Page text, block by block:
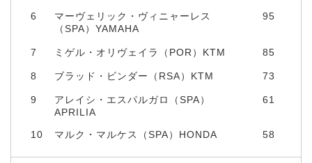
6
マーヴェリック・ヴィニャーレス
（SPA）YAMAHA
95
7 ミゲル・オリヴェイラ（POR）KTM 85
8 ブラッド・ビンダー（RSA）KTM 73
9
アレイシ・エスパルガロ（SPA）
APRILIA
61
10 マルク・マルケス（SPA）HONDA 58